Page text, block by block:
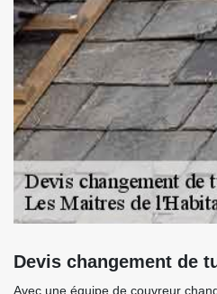
Devis changement de
Avec une équipe de couvreur